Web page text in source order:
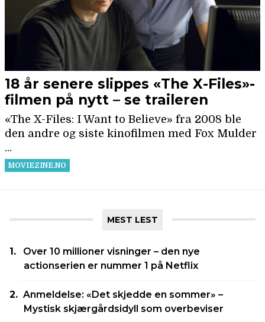
MEST LEST
Over 10 millioner visninger – den nye
actionserien er nummer 1 på Netflix
Anmeldelse: «Det skjedde en sommer» –
Mystisk skjærgårdsidyll som overbeviser